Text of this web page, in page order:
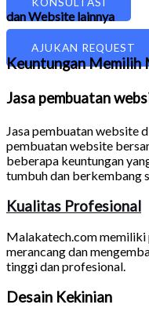
dan Website lainnya
AJUKAN REQUEST
Keuntungan Memilih
Jasa pembuatan
Jasa pembuatan website
pembuatan website
beberapa keuntungan
tumbuh dan berkembang
Kualitas Profesional
Malakatech.com memiliki
merancang dan
tinggi dan profesional.
Desain Kekinian